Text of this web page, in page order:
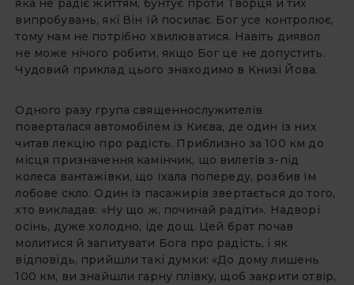
яка не радіє життям, бунтує проти Творця й тих
випробувань, які Він їй посилає. Бог усе контролює,
тому нам не потрібно хвилюватися. Навіть диявол
не може нічого робити, якщо Бог це не допустить.
Чудовий приклад цього знаходимо в Книзі Йова.
Одного разу група священнослужителів
поверталася автомобілем із Києва, де один із них
читав лекцію про радість. Приблизно за 100 км до
місця призначення камінчик, що вилетів з-під
колеса вантажівки, що їхала попереду, розбив їм
лобове скло. Один із пасажирів звертається до того,
хто викладав: «Ну що ж, починай радіти». Надворі
осінь, дуже холодно, іде дощ. Цей брат почав
молитися й запитувати Бога про радість, і як
відповідь, прийшли такі думки: «До дому лишень
100 км, ви знайшли гарну плівку, щоб закрити отвір,